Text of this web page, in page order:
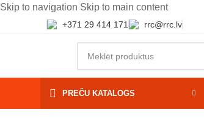
Skip to navigation Skip to main content
+371 29 414 171 rrc@rrc.lv
PREČU KATALOGS